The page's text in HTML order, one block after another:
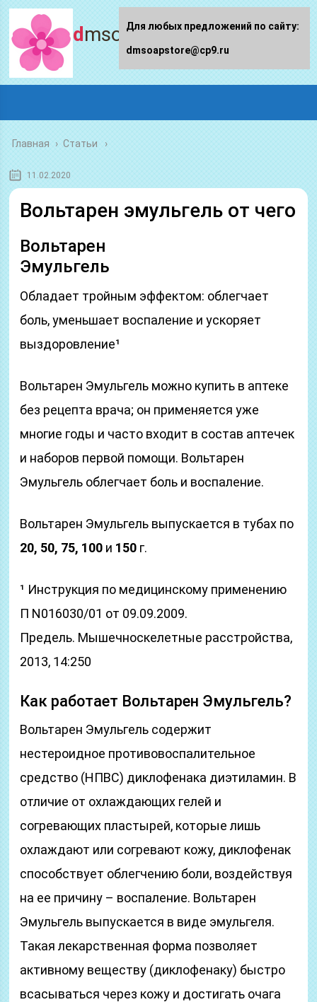
dmsoapstore.ru
Главная › Статьи
11.02.2020
Вольтарен эмульгель от чего
Вольтарен
Эмульгель
Обладает тройным эффектом: облегчает
боль, уменьшает воспаление и ускоряет
выздоровление¹
Вольтарен Эмульгель можно купить в аптеке
без рецепта врача; он применяется уже
многие годы и часто входит в состав аптечек
и наборов первой помощи. Вольтарен
Эмульгель облегчает боль и воспаление.
Вольтарен Эмульгель выпускается в тубах по
20, 50, 75, 100 и 150 г.
¹ Инструкция по медицинскому применению
П N016030/01 от 09.09.2009.
Предель. Мышечноскелетные расстройства,
2013, 14:250
Как работает Вольтарен Эмульгель?
Вольтарен Эмульгель содержит
нестероидное противовоспалительное
средство (НПВС) диклофенака диэтиламин. В
отличие от охлаждающих гелей и
согревающих пластырей, которые лишь
охлаждают или согревают кожу, диклофенак
способствует облегчению боли, воздействуя
на ее причину – воспаление. Вольтарен
Эмульгель выпускается в виде эмульгеля.
Такая лекарственная форма позволяет
активному веществу (диклофенаку) быстро
всасываться через кожу и достигать очага
Для любых предложений по сайту:
dmsoapstore@cp9.ru